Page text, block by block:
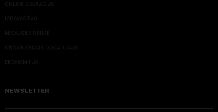
ONLINE EDUKACIJE
IZDAVAŠTVO
MEDIJSKE OBUKE
ORGANIZACIJA DOGADJAJA
EKONOM I JA
NEWSLETTER